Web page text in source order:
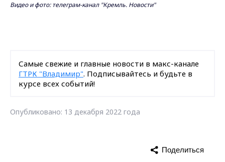
Видео и фото: телеграм-канал "Кремль. Новости"
Самые свежие и главные новости в макс-канале
ГТРК "Владимир". Подписывайтесь и будьте в
курсе всех событий!
Опубликовано: 13 декабря 2022 года
Поделиться